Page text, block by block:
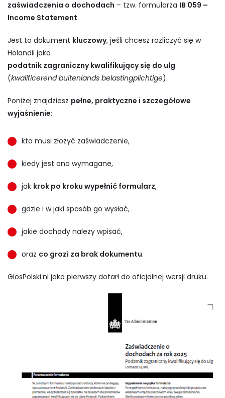
zaświadczenia o dochodach – tzw. formularza IB 059 –
Income Statement.
Jest to dokument kluczowy, jeśli chcesz rozliczyć się w
Holandii jako
podatnik zagraniczny kwalifikujący się do ulg
(kwalificerend buitenlands belastingplichtige).
Poniżej znajdziesz pełne, praktyczne i szczegółowe
wyjaśnienie:
kto musi złożyć zaświadczenie,
kiedy jest ono wymagane,
jak krok po kroku wypełnić formularz,
gdzie i w jaki sposób go wysłać,
jakie dochody należy wpisać,
oraz co grozi za brak dokumentu.
GlosPolski.nl jako pierwszy dotarł do oficjalnej wersji druku.